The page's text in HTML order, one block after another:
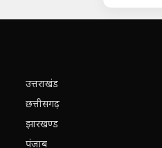
उत्तराखंड
छत्तीसगढ़
झारखण्ड
पंजाब